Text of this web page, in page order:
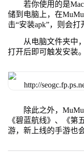
若你使用的是
储到电脑上，在
击“安装apk”，则会打
从电脑文件夹中
打开后即可触发安装。
除此之外，
《碧蓝航线》、《第
游，新上线的手游也